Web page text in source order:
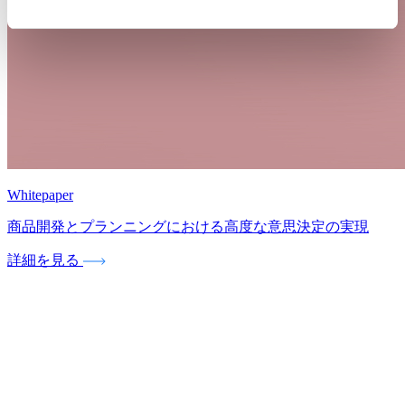
Whitepaper
商品開発とプランニングにおける高度な意思決定の実現
詳細を見る